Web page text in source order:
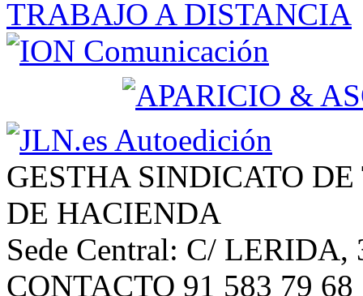
GESTHA SINDICATO
DE HACIENDA
Sede Central: C/
CONTACTO 91 583 79